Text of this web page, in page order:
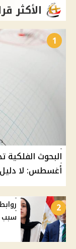
الأكثر
1
أغسطس: لا
2
سبب